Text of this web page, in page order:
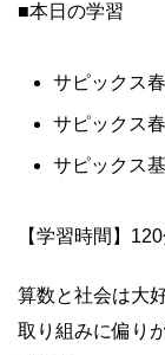
■本日の学習
サピックス
サピックス
サピックス
【学習時間】
算数と社会は大
取り組みに偏り